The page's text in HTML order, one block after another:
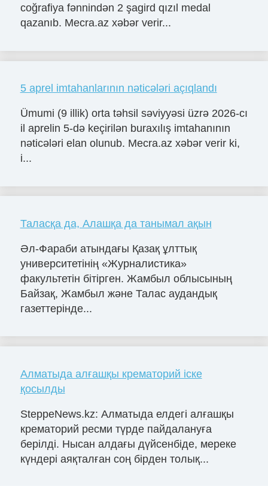
coğrafiya fənnindən 2 şagird qızıl medal
qazanıb. Mecra.az xəbər verir...
5 aprel imtahanlarının nəticələri açıqlandı
Ümumi (9 illik) orta təhsil səviyyəsi üzrə 2026-cı
il aprelin 5-də keçirilən buraxılış imtahanının
nəticələri elan olunub. Mecra.az xəbər verir ki,
i...
Таласқа да, Алашқа да танымал ақын
Әл-Фараби атындағы Қазақ ұлттық
университетінің «Журналистика»
факультетін бітірген. Жамбыл облысының
Байзақ, Жамбыл және Талас аудандық
газеттерінде...
Алматыда алғашқы крематорий іске
қосылды
SteppeNews.kz: Алматыда елдегі алғашқы
крематорий ресми түрде пайдалануға
берілді. Нысан алдағы дүйсенбіде, мереке
күндері аяқталған соң бірден толық...